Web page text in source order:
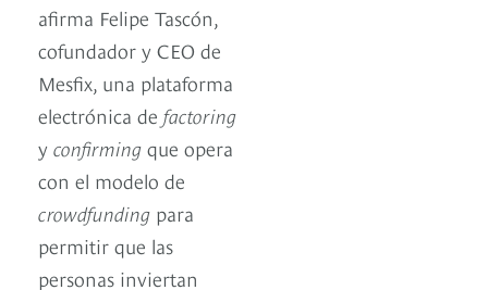
afirma Felipe Tascón,
cofundador y CEO de
Mesfix, una plataforma
electrónica de factoring
y confirming que opera
con el modelo de
crowdfunding para
permitir que las
personas inviertan